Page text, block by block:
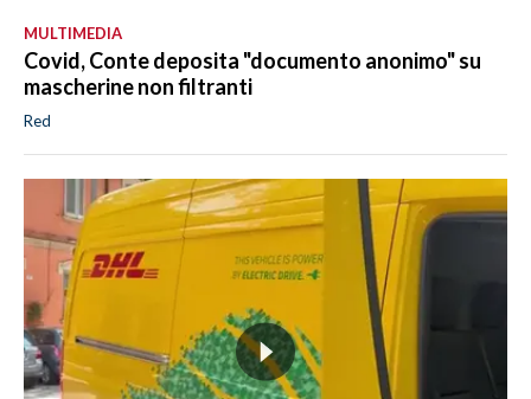
MULTIMEDIA
Covid, Conte deposita "documento anonimo" su
mascherine non filtranti
Red